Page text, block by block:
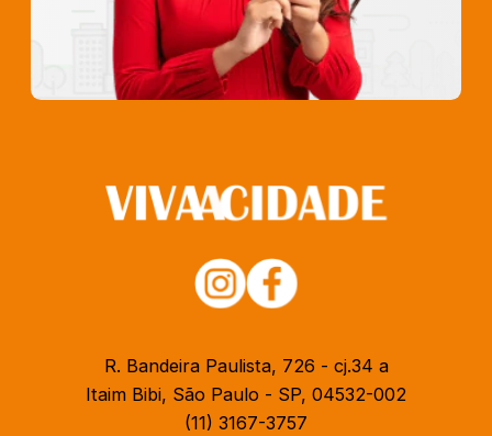
R. Bandeira Paulista, 726 - cj.34 a
Itaim Bibi, São Paulo - SP, 04532-002
(11) 3167-3757